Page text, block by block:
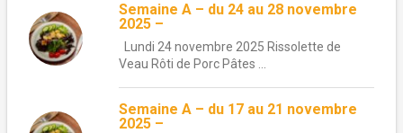
Semaine A – du 24 au 28 novembre
2025 –
Lundi 24 novembre 2025 Rissolette de
Veau Rôti de Porc Pâtes ...
Semaine A – du 17 au 21 novembre
2025 –